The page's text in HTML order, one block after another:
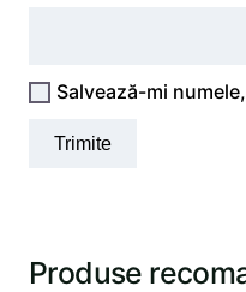
Salvează-mi
Produse